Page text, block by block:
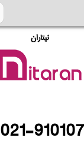
نیتاران
021-